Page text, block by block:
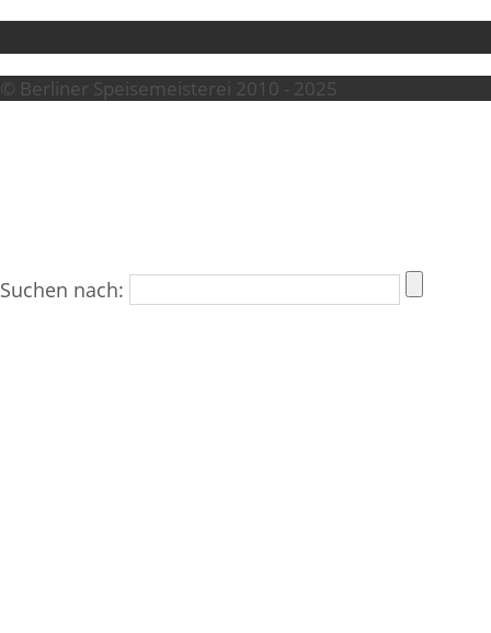
© Berliner Speisemeisterei 2010 - 2025
Suchen nach: